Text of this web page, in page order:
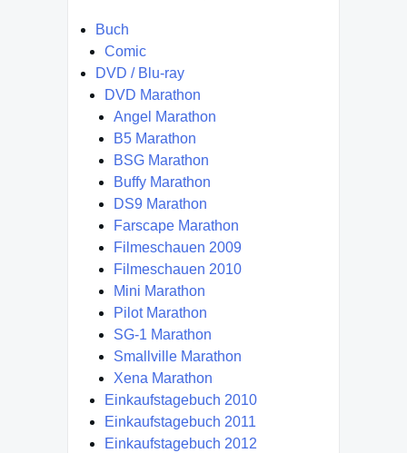
Buch
Comic
DVD / Blu-ray
DVD Marathon
Angel Marathon
B5 Marathon
BSG Marathon
Buffy Marathon
DS9 Marathon
Farscape Marathon
Filmeschauen 2009
Filmeschauen 2010
Mini Marathon
Pilot Marathon
SG-1 Marathon
Smallville Marathon
Xena Marathon
Einkaufstagebuch 2010
Einkaufstagebuch 2011
Einkaufstagebuch 2012